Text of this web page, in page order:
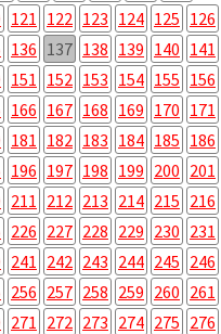
121 122 123 124 125 126
136 137 138 139 140 141
151 152 153 154 155 156
166 167 168 169 170 171
181 182 183 184 185 186
196 197 198 199 200 201
211 212 213 214 215 216
226 227 228 229 230 231
241 242 243 244 245 246
256 257 258 259 260 261
271 272 273 274 275 276